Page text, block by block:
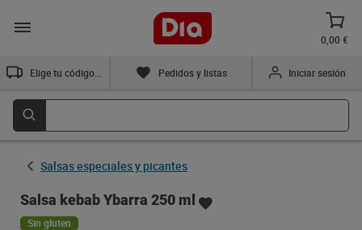
0,00 €
Pedidos y listas Iniciar sesión
Salsas especiales y picantes
Salsa kebab Ybarra 250 ml
Sin gluten